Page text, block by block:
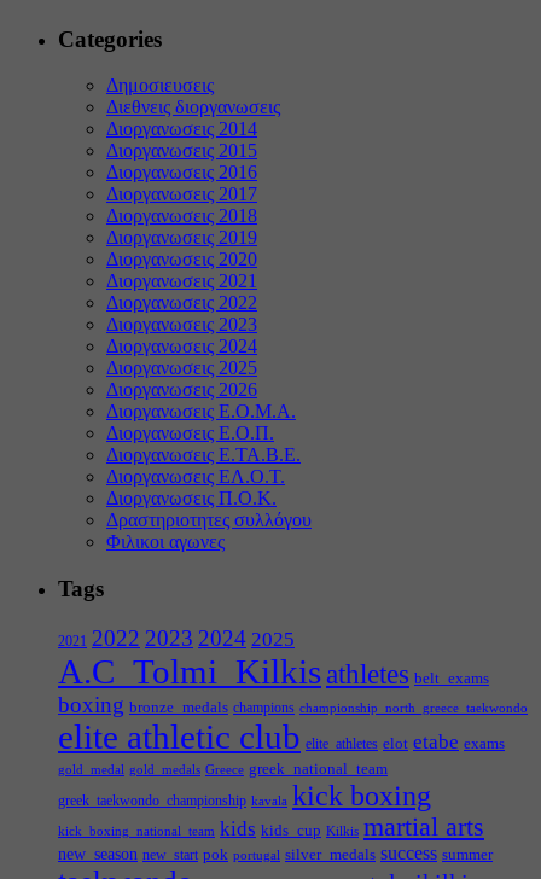
Categories
Δημοσιευσεις
Διεθνεις διοργανωσεις
Διοργανωσεις 2014
Διοργανωσεις 2015
Διοργανωσεις 2016
Διοργανωσεις 2017
Διοργανωσεις 2018
Διοργανωσεις 2019
Διοργανωσεις 2020
Διοργανωσεις 2021
Διοργανωσεις 2022
Διοργανωσεις 2023
Διοργανωσεις 2024
Διοργανωσεις 2025
Διοργανωσεις 2026
Διοργανωσεις Ε.Ο.Μ.Α.
Διοργανωσεις Ε.Ο.Π.
Διοργανωσεις Ε.ΤΑ.Β.Ε.
Διοργανωσεις ΕΛ.Ο.Τ.
Διοργανωσεις Π.Ο.Κ.
Δραστηριοτητες συλλόγου
Φιλικοι αγωνες
Tags
2021 2022 2023 2024 2025
A.C_Tolmi_Kilkis athletes belt_exams
boxing bronze_medals champions championship_north_greece_taekwondo
elite athletic club elite_athletes elot etabe exams
gold_medal gold_medals Greece greek_national_team
greek_taekwondo_championship kavala kick boxing
kick_boxing_national_team kids kids_cup Kilkis martial arts
new_season new_start pok portugal silver_medals success summer